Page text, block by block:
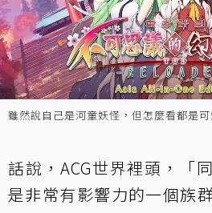
雖然說自己是河童妖怪，但怎麼看都是
話說，ACG世界裡頭，「
是非常有影響力的一個族